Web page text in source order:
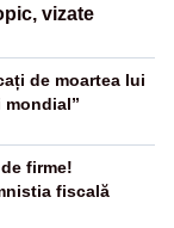
vizate
de moartea lui
mondial”
firme!
fiscală